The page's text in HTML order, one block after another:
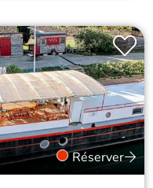
Réserver